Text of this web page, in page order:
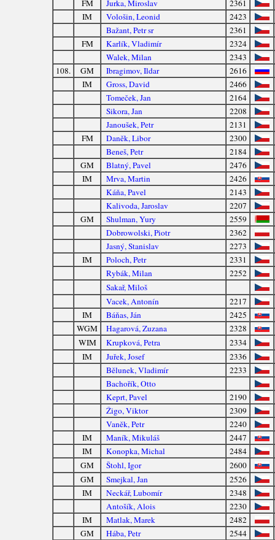
FM Jurka, Miroslav
2361
IM
Vološin, Leonid
2423
Bažant, Petr sr
2361
FM
Karlík, Vladimír
2324
Walek, Milan
2343
108.
GM Ibragimov, Ildar
2616
IM
Gross, David
2466
Tomeček, Jan
2164
Sikora, Jan
2208
Janoušek, Petr
2131
FM
Daněk, Libor
2300
Beneš, Petr
2184
GM
Blatný, Pavel
2476
IM
Mrva, Martin
2426
Káňa, Pavel
2143
Kalivoda, Jaroslav
2207
GM
Shulman, Yury
2559
Dobrowolski, Piotr
2362
Jasný, Stanislav
2273
IM
Poloch, Petr
2331
Rybák, Milan
2252
Sakař, Miloš
Vacek, Antonín
2217
IM
Báňas, Ján
2425
WGM
Hagarová, Zuzana
2328
WIM
Krupková, Petra
2334
IM
Juřek, Josef
2336
Bělunek, Vladimír
2233
Bachořík, Otto
Keprt, Pavel
2190
Žigo, Viktor
2309
Vaněk, Petr
2240
IM
Maník, Mikuláš
2447
IM
Konopka, Michal
2484
GM
Štohl, Igor
2600
GM
Smejkal, Jan
2526
IM
Neckář, Lubomír
2348
Antošík, Alois
2230
IM
Matlak, Marek
2482
GM
Hába, Petr
2544